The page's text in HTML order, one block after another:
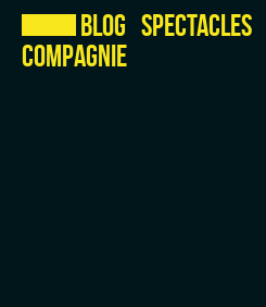
Blog Spectacles
Compagnie